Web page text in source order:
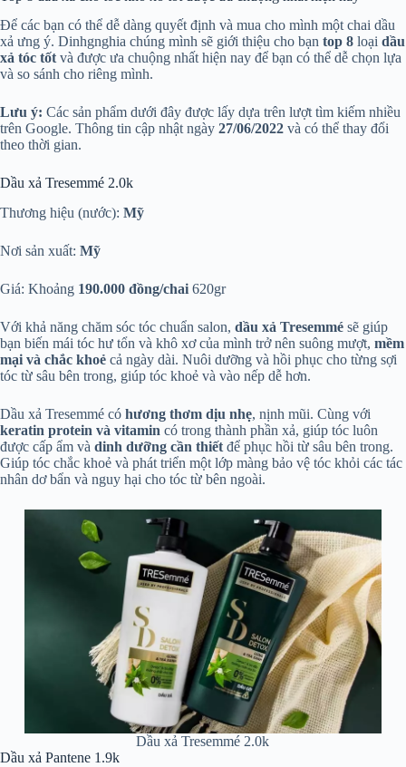
Để các bạn có thể dễ dàng quyết định và mua cho mình một chai dầu
xả ưng ý. Dinhgnghia chúng mình sẽ giới thiệu cho bạn top 8 loại dầu
xả tóc tốt và được ưa chuộng nhất hiện nay để bạn có thể dễ chọn lựa
và so sánh cho riêng mình.
Lưu ý: Các sản phẩm dưới đây được lấy dựa trên lượt tìm kiếm nhiều
trên Google. Thông tin cập nhật ngày 27/06/2022 và có thể thay đổi
theo thời gian.
Dầu xả Tresemmé 2.0k
Thương hiệu (nước): Mỹ
Nơi sản xuất: Mỹ
Giá: Khoảng 190.000 đồng/chai 620gr
Với khả năng chăm sóc tóc chuẩn salon, dầu xả Tresemmé sẽ giúp
bạn biến mái tóc hư tổn và khô xơ của mình trở nên suông mượt, mềm
mại và chắc khoẻ cả ngày dài. Nuôi dưỡng và hồi phục cho từng sợi
tóc từ sâu bên trong, giúp tóc khoẻ và vào nếp dễ hơn.
Dầu xả Tresemmé có hương thơm dịu nhẹ, nịnh mũi. Cùng với
keratin protein và vitamin có trong thành phần xả, giúp tóc luôn
được cấp ẩm và dinh dưỡng cần thiết để phục hồi từ sâu bên trong.
Giúp tóc chắc khoẻ và phát triển một lớp màng bảo vệ tóc khỏi các tác
nhân dơ bẩn và nguy hại cho tóc từ bên ngoài.
Dầu xả Tresemmé 2.0k
Dầu xả Pantene 1.9k